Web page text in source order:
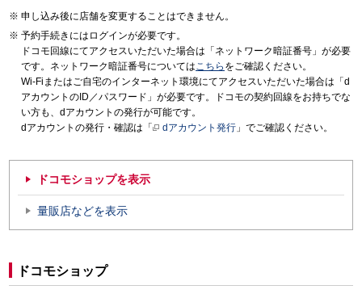
申し込み後に店舗を変更することはできません。
予約手続きにはログインが必要です。
ドコモ回線にてアクセスいただいた場合は「ネットワーク暗証番号」が必要
です。ネットワーク暗証番号についてはこちら をご確認ください。
Wi-Fiまたはご自宅のインターネット環境にてアクセスいただいた場合は「d
アカウントのID／パスワード」が必要です。ドコモの契約回線をお持ちでな
い方も、dアカウントの発行が可能です。
dアカウントの発行・確認は「
dアカウント発行 」でご確認ください。
ドコモショップを表示
量販店などを表示
ドコモショップ